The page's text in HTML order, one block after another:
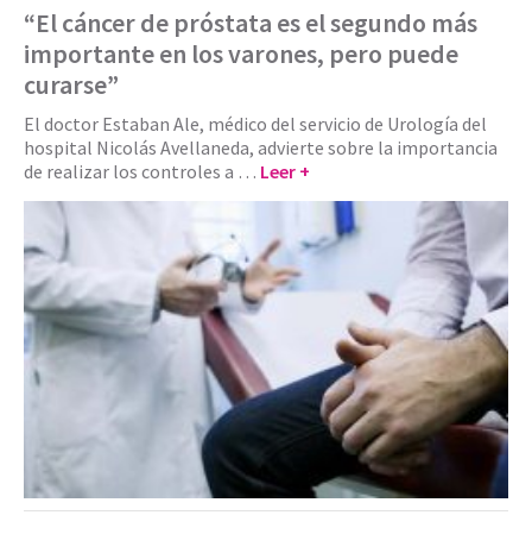
“El cáncer de próstata es el segundo más
importante en los varones, pero puede
curarse”
El doctor Estaban Ale, médico del servicio de Urología del
hospital Nicolás Avellaneda, advierte sobre la importancia
de realizar los controles a … Leer +